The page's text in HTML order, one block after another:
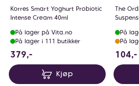
Korres Smart Yoghurt Probiotic
Intense Cream 40ml
På lager på Vita.no
På lager i 111 butikker
379,-
Kjøp
The
På
På
104,-